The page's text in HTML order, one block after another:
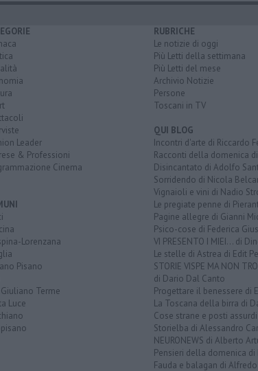
Leader
& Professioni
Cinema
Lorenzana
Pisano
Giuliano Terme
Luce
RUBRICHE
Le notizie di oggi
Più Letti della settimana
Più Letti del mese
Archivio Notizie
Persone
Toscani in TV
QUI BLOG
Incontri d'arte di Riccardo
Racconti della domenica
Disincantato di Adolfo
Sorridendo di Nicola
Vignaioli e vini di Nadio
Le pregiate penne di
Pagine allegre di Gianni
Psico-cose di Federica
VI PRESENTO I MIEI... di
Le stelle di Astrea di Edit
STORIE VISPE MA NON
di Dario Dal Canto
Progettare il benessere di
La Toscana della birra di
Cose strane e posti
Storielba di Alessandro
NEURONEWS di Alberto
Pensieri della domenica di
Fauda e balagan di